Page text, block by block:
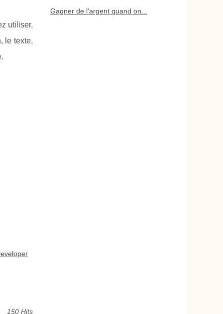
utiliser,
le texte,
150 Hits
Gagner de l'argent quand on...